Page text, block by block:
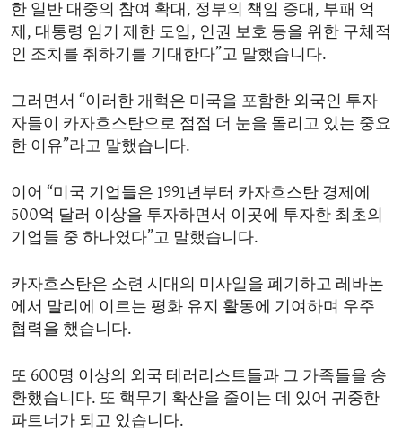
한 일반 대중의 참여 확대, 정부의 책임 증대, 부패 억
제, 대통령 임기 제한 도입, 인권 보호 등을 위한 구체적
인 조치를 취하기를 기대한다”고 말했습니다.
그러면서 “이러한 개혁은 미국을 포함한 외국인 투자
자들이 카자흐스탄으로 점점 더 눈을 돌리고 있는 중요
한 이유”라고 말했습니다.
이어 “미국 기업들은 1991년부터 카자흐스탄 경제에
500억 달러 이상을 투자하면서 이곳에 투자한 최초의
기업들 중 하나였다”고 말했습니다.
카자흐스탄은 소련 시대의 미사일을 폐기하고 레바논
에서 말리에 이르는 평화 유지 활동에 기여하며 우주
협력을 했습니다.
또 600명 이상의 외국 테러리스트들과 그 가족들을 송
환했습니다. 또 핵무기 확산을 줄이는 데 있어 귀중한
파트너가 되고 있습니다.